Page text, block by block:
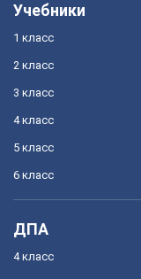
Учебники
1 класс
2 класс
3 класс
4 класс
5 класс
6 класс
ДПА
4 класс